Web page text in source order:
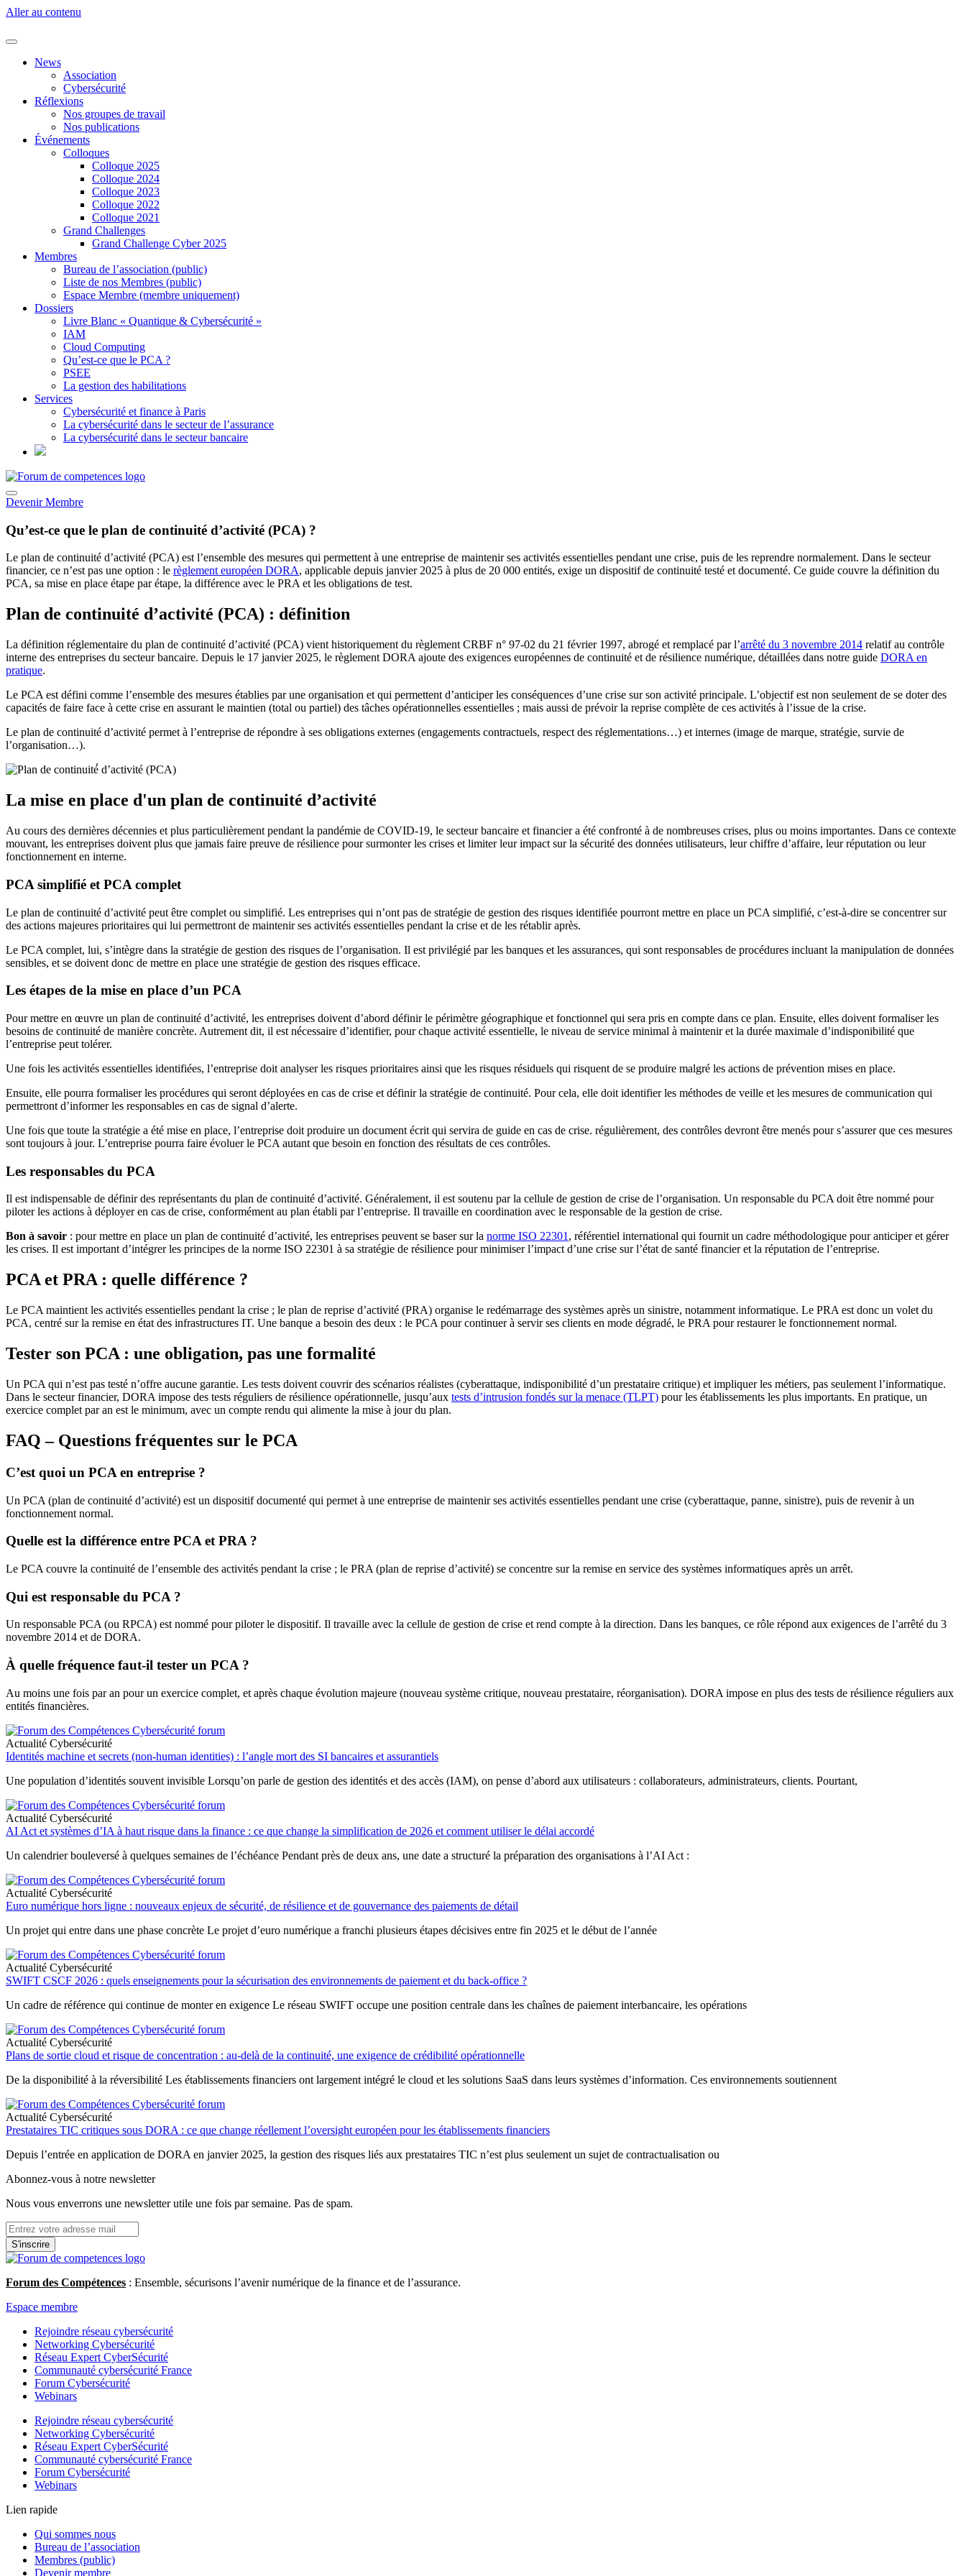
Aller au contenu
News
Association
Cybersécurité
Réflexions
Nos groupes de travail
Nos publications
Événements
Colloques
Colloque 2025
Colloque 2024
Colloque 2023
Colloque 2022
Colloque 2021
Grand Challenges
Grand Challenge Cyber 2025
Membres
Bureau de l’association (public)
Liste de nos Membres (public)
Espace Membre (membre uniquement)
Dossiers
Livre Blanc « Quantique & Cybersécurité »
IAM
Cloud Computing
Qu’est-ce que le PCA ?
PSEE
La gestion des habilitations
Services
Cybersécurité et finance à Paris
La cybersécurité dans le secteur de l’assurance
La cybersécurité dans le secteur bancaire
Devenir Membre
Qu’est-ce que le plan de continuité d’activité (PCA) ?
Le plan de continuité d’activité (PCA) est l’ensemble des mesures qui permettent à une entreprise de maintenir ses activités essentielles pendant une crise, puis de les reprendre normalement. Dans le secteur
financier, ce n’est pas une option : le règlement européen DORA, applicable depuis janvier 2025 à plus de 20 000 entités, exige un dispositif de continuité testé et documenté. Ce guide couvre la définition du
PCA, sa mise en place étape par étape, la différence avec le PRA et les obligations de test.
Plan de continuité d’activité (PCA) : définition
La définition réglementaire du plan de continuité d’activité (PCA) vient historiquement du règlement CRBF n° 97-02 du 21 février 1997, abrogé et remplacé par l’arrêté du 3 novembre 2014 relatif au contrôle
interne des entreprises du secteur bancaire. Depuis le 17 janvier 2025, le règlement DORA ajoute des exigences européennes de continuité et de résilience numérique, détaillées dans notre guide DORA en
pratique.
Le PCA est défini comme l’ensemble des mesures établies par une organisation et qui permettent d’anticiper les conséquences d’une crise sur son activité principale. L’objectif est non seulement de se doter des
capacités de faire face à cette crise en assurant le maintien (total ou partiel) des tâches opérationnelles essentielles ; mais aussi de prévoir la reprise complète de ces activités à l’issue de la crise.
Le plan de continuité d’activité permet à l’entreprise de répondre à ses obligations externes (engagements contractuels, respect des réglementations…) et internes (image de marque, stratégie, survie de
l’organisation…).
La mise en place d'un plan de continuité d’activité
Au cours des dernières décennies et plus particulièrement pendant la pandémie de COVID-19, le secteur bancaire et financier a été confronté à de nombreuses crises, plus ou moins importantes. Dans ce contexte
mouvant, les entreprises doivent plus que jamais faire preuve de résilience pour surmonter les crises et limiter leur impact sur la sécurité des données utilisateurs, leur chiffre d’affaire, leur réputation ou leur
fonctionnement en interne.
PCA simplifié et PCA complet
Le plan de continuité d’activité peut être complet ou simplifié. Les entreprises qui n’ont pas de stratégie de gestion des risques identifiée pourront mettre en place un PCA simplifié, c’est-à-dire se concentrer sur
des actions majeures prioritaires qui lui permettront de maintenir ses activités essentielles pendant la crise et de les rétablir après.
Le PCA complet, lui, s’intègre dans la stratégie de gestion des risques de l’organisation. Il est privilégié par les banques et les assurances, qui sont responsables de procédures incluant la manipulation de données
sensibles, et se doivent donc de mettre en place une stratégie de gestion des risques efficace.
Les étapes de la mise en place d’un PCA
Pour mettre en œuvre un plan de continuité d’activité, les entreprises doivent d’abord définir le périmètre géographique et fonctionnel qui sera pris en compte dans ce plan. Ensuite, elles doivent formaliser les
besoins de continuité de manière concrète. Autrement dit, il est nécessaire d’identifier, pour chaque activité essentielle, le niveau de service minimal à maintenir et la durée maximale d’indisponibilité que
l’entreprise peut tolérer.
Une fois les activités essentielles identifiées, l’entreprise doit analyser les risques prioritaires ainsi que les risques résiduels qui risquent de se produire malgré les actions de prévention mises en place.
Ensuite, elle pourra formaliser les procédures qui seront déployées en cas de crise et définir la stratégie de continuité. Pour cela, elle doit identifier les méthodes de veille et les mesures de communication qui
permettront d’informer les responsables en cas de signal d’alerte.
Une fois que toute la stratégie a été mise en place, l’entreprise doit produire un document écrit qui servira de guide en cas de crise. régulièrement, des contrôles devront être menés pour s’assurer que ces mesures
sont toujours à jour. L’entreprise pourra faire évoluer le PCA autant que besoin en fonction des résultats de ces contrôles.
Les responsables du PCA
Il est indispensable de définir des représentants du plan de continuité d’activité. Généralement, il est soutenu par la cellule de gestion de crise de l’organisation. Un responsable du PCA doit être nommé pour
piloter les actions à déployer en cas de crise, conformément au plan établi par l’entreprise. Il travaille en coordination avec le responsable de la gestion de crise.
Bon à savoir : pour mettre en place un plan de continuité d’activité, les entreprises peuvent se baser sur la norme ISO 22301 , référentiel international qui fournit un cadre méthodologique pour anticiper et gérer
les crises. Il est important d’intégrer les principes de la norme ISO 22301 à sa stratégie de résilience pour minimiser l’impact d’une crise sur l’état de santé financier et la réputation de l’entreprise.
PCA et PRA : quelle différence ?
Le PCA maintient les activités essentielles pendant la crise ; le plan de reprise d’activité (PRA) organise le redémarrage des systèmes après un sinistre, notamment informatique. Le PRA est donc un volet du
PCA, centré sur la remise en état des infrastructures IT. Une banque a besoin des deux : le PCA pour continuer à servir ses clients en mode dégradé, le PRA pour restaurer le fonctionnement normal.
Tester son PCA : une obligation, pas une formalité
Un PCA qui n’est pas testé n’offre aucune garantie. Les tests doivent couvrir des scénarios réalistes (cyberattaque, indisponibilité d’un prestataire critique) et impliquer les métiers, pas seulement l’informatique.
Dans le secteur financier, DORA impose des tests réguliers de résilience opérationnelle, jusqu’aux tests d’intrusion fondés sur la menace (TLPT) pour les établissements les plus importants. En pratique, un
exercice complet par an est le minimum, avec un compte rendu qui alimente la mise à jour du plan.
FAQ – Questions fréquentes sur le PCA
C’est quoi un PCA en entreprise ?
Un PCA (plan de continuité d’activité) est un dispositif documenté qui permet à une entreprise de maintenir ses activités essentielles pendant une crise (cyberattaque, panne, sinistre), puis de revenir à un
fonctionnement normal.
Quelle est la différence entre PCA et PRA ?
Le PCA couvre la continuité de l’ensemble des activités pendant la crise ; le PRA (plan de reprise d’activité) se concentre sur la remise en service des systèmes informatiques après un arrêt.
Qui est responsable du PCA ?
Un responsable PCA (ou RPCA) est nommé pour piloter le dispositif. Il travaille avec la cellule de gestion de crise et rend compte à la direction. Dans les banques, ce rôle répond aux exigences de l’arrêté du 3
novembre 2014 et de DORA.
À quelle fréquence faut-il tester un PCA ?
Au moins une fois par an pour un exercice complet, et après chaque évolution majeure (nouveau système critique, nouveau prestataire, réorganisation). DORA impose en plus des tests de résilience réguliers aux
entités financières.
Actualité Cybersécurité
Identités machine et secrets (non-human identities) : l’angle mort des SI bancaires et assurantiels
Une population d’identités souvent invisible Lorsqu’on parle de gestion des identités et des accès (IAM), on pense d’abord aux utilisateurs : collaborateurs, administrateurs, clients. Pourtant,
Actualité Cybersécurité
AI Act et systèmes d’IA à haut risque dans la finance : ce que change la simplification de 2026 et comment utiliser le délai accordé
Un calendrier bouleversé à quelques semaines de l’échéance Pendant près de deux ans, une date a structuré la préparation des organisations à l’AI Act :
Actualité Cybersécurité
Euro numérique hors ligne : nouveaux enjeux de sécurité, de résilience et de gouvernance des paiements de détail
Un projet qui entre dans une phase concrète Le projet d’euro numérique a franchi plusieurs étapes décisives entre fin 2025 et le début de l’année
Actualité Cybersécurité
SWIFT CSCF 2026 : quels enseignements pour la sécurisation des environnements de paiement et du back-office ?
Un cadre de référence qui continue de monter en exigence Le réseau SWIFT occupe une position centrale dans les chaînes de paiement interbancaire, les opérations
Actualité Cybersécurité
Plans de sortie cloud et risque de concentration : au-delà de la continuité, une exigence de crédibilité opérationnelle
De la disponibilité à la réversibilité Les établissements financiers ont largement intégré le cloud et les solutions SaaS dans leurs systèmes d’information. Ces environnements soutiennent
Actualité Cybersécurité
Prestataires TIC critiques sous DORA : ce que change réellement l’oversight européen pour les établissements financiers
Depuis l’entrée en application de DORA en janvier 2025, la gestion des risques liés aux prestataires TIC n’est plus seulement un sujet de contractualisation ou
Abonnez-vous à notre newsletter
Nous vous enverrons une newsletter utile une fois par semaine. Pas de spam.
S'inscrire
Forum des Compétences : Ensemble, sécurisons l’avenir numérique de la finance et de l’assurance.
Espace membre
Rejoindre réseau cybersécurité
Networking Cybersécurité
Réseau Expert CyberSécurité
Communauté cybersécurité France
Forum Cybersécurité
Webinars
Rejoindre réseau cybersécurité
Networking Cybersécurité
Réseau Expert CyberSécurité
Communauté cybersécurité France
Forum Cybersécurité
Webinars
Lien rapide
Qui sommes nous
Bureau de l’association
Membres (public)
Devenir membre